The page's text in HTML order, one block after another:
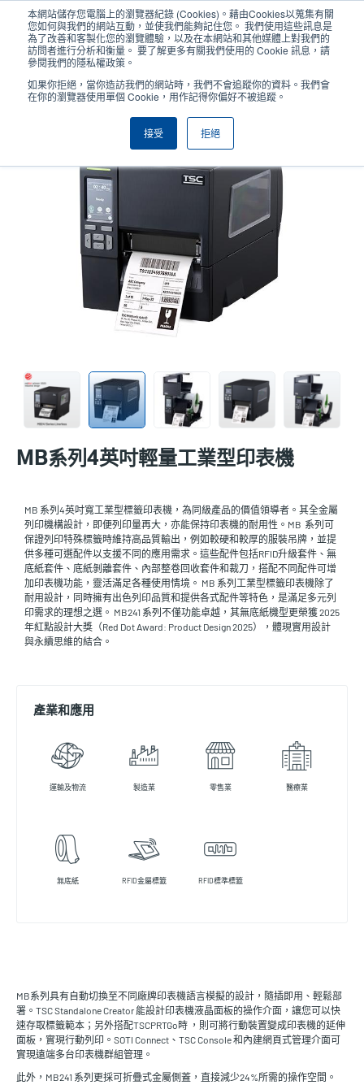
本網站儲存您電腦上的瀏覽器紀錄 (Cookies)。藉由Cookies以蒐集有關
您如何與我們的網站互動，並使我們能夠記住您。 我們使用這些訊息是
為了改善和客製化您的瀏覽體驗，以及在本網站和其他媒體上對我們的
訪問者進行分析和衡量。 要了解更多有關我們使用的 Cookie 訊息，請
參閱我們的隱私權政策。
如果你拒絕，當你造訪我們的網站時，我們不會追蹤你的資料。我們會
在你的瀏覽器使用單個 Cookie，用作記得你偏好不被追蹤。
接受 拒絕
User
menu
User
Header
MB系列4英吋輕量工業型印表機
MB 系列4英吋寬工業型標籤印表機，為同級產品的價值領導者。其全金屬
列印機構設計，即便列印量再大，亦能保持印表機的耐用性。MB 系列可
保證列印特殊標籤時維持高品質輸出，例如較硬和較厚的服裝吊牌，並提
供多種可選配件以支援不同的應用需求。這些配件包括RFID升級套件、無
底紙套件、底紙剝離套件、內部整卷回收套件和裁刀，搭配不同配件可增
加印表機功能，靈活滿足各種使用情境。 MB 系列工業型標籤印表機除了
耐用設計，同時擁有出色列印品質和提供各式配件等特色，是滿足多元列
印需求的理想之選。 MB241 系列不僅功能卓越，其無底紙機型更榮獲 2025
年紅點設計大獎（Red Dot Award: Product Design 2025），體現實用設計
與永續思維的結合。
產業和應用
運輸及物流 製造業 零售業 醫療業
無底紙 RFID金屬標籤 RFID標準標籤
MB系列具有自動切換至不同廠牌印表機語言模擬的設計，隨插即用、輕鬆部
署。TSC Standalone Creator 能設計印表機液晶面板的操作介面，讓您可以快
速存取標籤範本；另外搭配TSCPRTGo時 ，則可將行動裝置變成印表機的延伸
面板，實現行動列印。SOTI Connect、TSC Console 和內建網頁式管理介面可
實現遠端多台印表機群組管理。
此外，MB241 系列更採可折疊式金屬側蓋，直接減少24%所需的操作空間。